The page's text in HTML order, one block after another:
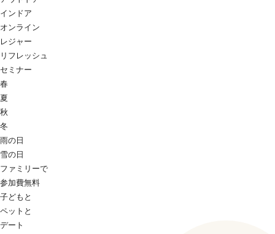
インドア
オンライン
レジャー
リフレッシュ
セミナー
春
夏
秋
冬
雨の日
雪の日
ファミリーで
参加費無料
子どもと
ペットと
デート